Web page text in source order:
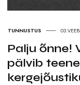
TUNNUSTUS
Palju õnne!
pälvib